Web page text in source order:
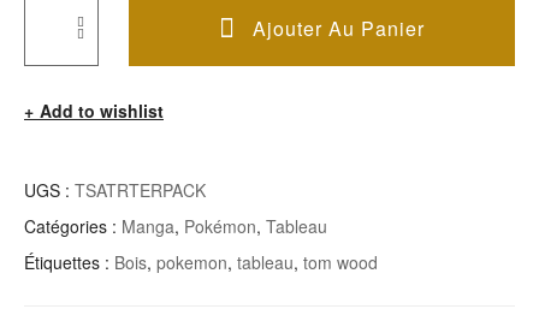
Quantité
Tableau
Starter
Ajouter Au Panier
Add to wishlist
UGS : TSATRTERPACK
Catégories : Manga, Pokémon, Tableau
Étiquettes : Bois, pokemon, tableau, tom wood